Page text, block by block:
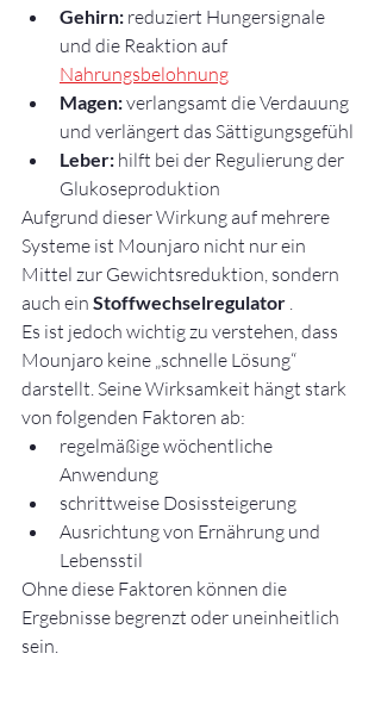
Gehirn: reduziert Hungersignale
und die Reaktion auf
Nahrungsbelohnung
Magen: verlangsamt die Verdauung
und verlängert das Sättigungsgefühl
Leber: hilft bei der Regulierung der
Glukoseproduktion
Aufgrund dieser Wirkung auf mehrere
Systeme ist Mounjaro nicht nur ein
Mittel zur Gewichtsreduktion, sondern
auch ein Stoffwechselregulator
Es ist jedoch wichtig zu verstehen, dass
Mounjaro keine „schnelle Lösung“
darstellt. Seine Wirksamkeit hängt stark
von folgenden Faktoren ab:
regelmäßige wöchentliche
Anwendung
schrittweise Dosissteigerung
Ausrichtung von Ernährung und
Lebensstil
Ohne diese Faktoren können die
Ergebnisse begrenzt oder uneinheitlich
sein.